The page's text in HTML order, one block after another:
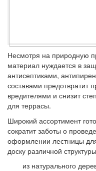
Несмотря на природную
материал нуждается в
антисептиками,
составами предотвратит
вредителями и снизит
для террасы.
Широкий ассортимент
сократит заботы о
оформлении лестницы
доску различной
из натурального